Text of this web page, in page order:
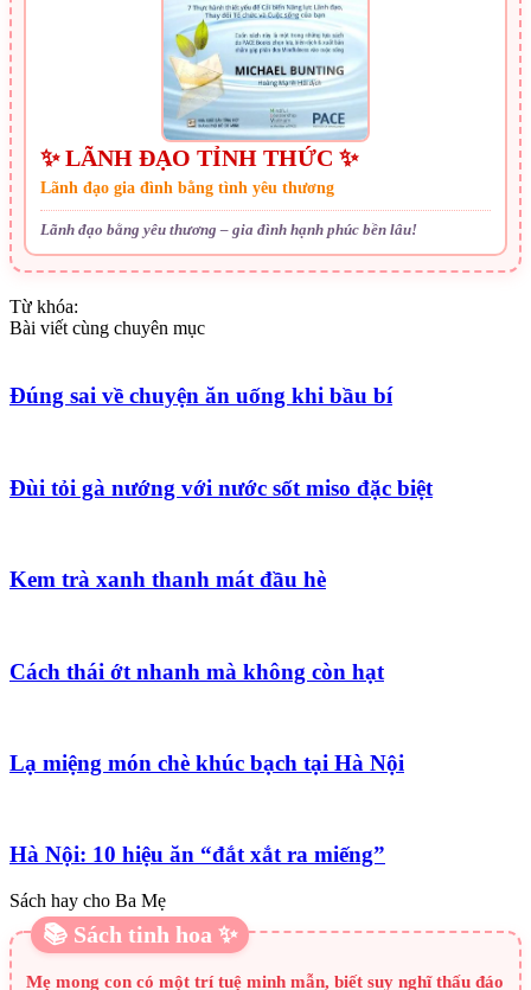
✨ LÃNH ĐẠO TỈNH THỨC ✨
Lãnh đạo gia đình bằng tình yêu thương
Lãnh đạo bằng yêu thương – gia đình hạnh phúc bền lâu!
Từ khóa:
Bài viết cùng chuyên mục
Đúng sai về chuyện ăn uống khi bầu bí
Đùi tỏi gà nướng với nước sốt miso đặc biệt
Kem trà xanh thanh mát đầu hè
Cách thái ớt nhanh mà không còn hạt
Lạ miệng món chè khúc bạch tại Hà Nội
Hà Nội: 10 hiệu ăn “đắt xắt ra miếng”
Sách hay cho Ba Mẹ
📚 Sách tinh hoa ✨
Mẹ mong con có một trí tuệ minh mẫn, biết suy nghĩ thấu đáo